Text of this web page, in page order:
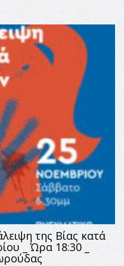
της Βίας κατά
_ Ώρα 18:30 _